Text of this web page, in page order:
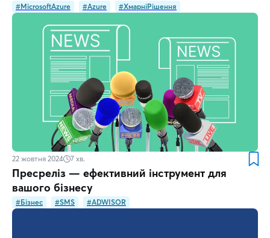
#MicrosoftAzure #Azure #ХмарніРішення
22 жовтня 2024 7 хв.
Пресреліз — ефективний інструмент для
вашого бізнесу
#Бізнес #SMS #ADWISOR